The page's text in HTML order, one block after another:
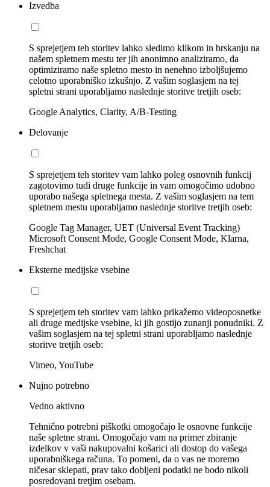
Izvedba
S sprejetjem teh storitev lahko sledimo klikom in brskanju na
našem spletnem mestu ter jih anonimno analiziramo, da
optimiziramo naše spletno mesto in nenehno izboljšujemo
celotno uporabniško izkušnjo. Z vašim soglasjem na tej
spletni strani uporabljamo naslednje storitve tretjih oseb:
Google Analytics, Clarity, A/B-Testing
Delovanje
S sprejetjem teh storitev vam lahko poleg osnovnih funkcij
zagotovimo tudi druge funkcije in vam omogočimo udobno
uporabo našega spletnega mesta. Z vašim soglasjem na tem
spletnem mestu uporabljamo naslednje storitve tretjih oseb:
Google Tag Manager, UET (Universal Event Tracking)
Microsoft Consent Mode, Google Consent Mode, Klarna,
Freshchat
Eksterne medijske vsebine
S sprejetjem teh storitev vam lahko prikažemo videoposnetke
ali druge medijske vsebine, ki jih gostijo zunanji ponudniki. Z
vašim soglasjem na tej spletni strani uporabljamo naslednje
storitve tretjih oseb:
Vimeo, YouTube
Nujno potrebno
Vedno aktivno
Tehnično potrebni piškotki omogočajo le osnovne funkcije
naše spletne strani. Omogočajo vam na primer zbiranje
izdelkov v vaši nakupovalni košarici ali dostop do vašega
uporabniškega računa. To pomeni, da o vas ne moremo
ničesar sklepati, prav tako dobljeni podatki ne bodo nikoli
posredovani tretjim osebam.